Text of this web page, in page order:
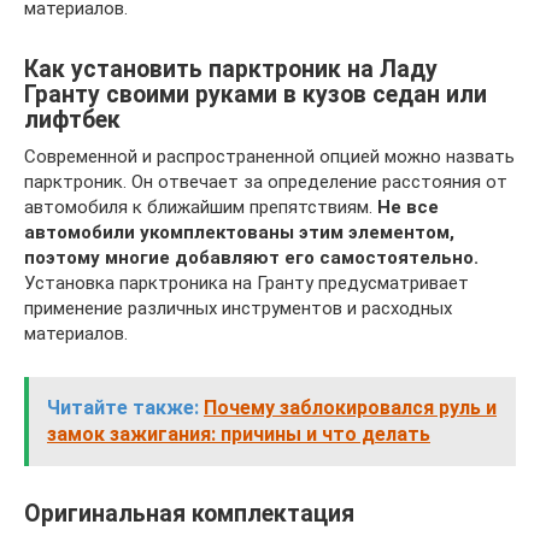
материалов.
Как установить парктроник на Ладу
Гранту своими руками в кузов седан или
лифтбек
Современной и распространенной опцией можно назвать
парктроник. Он отвечает за определение расстояния от
автомобиля к ближайшим препятствиям. Не все
автомобили укомплектованы этим элементом,
поэтому многие добавляют его самостоятельно.
Установка парктроника на Гранту предусматривает
применение различных инструментов и расходных
материалов.
Читайте также: Почему заблокировался руль и
замок зажигания: причины и что делать
Оригинальная комплектация